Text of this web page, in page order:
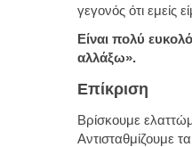
γεγονός ότι εμείς
Είναι πολύ
αλλάξω».
Επίκριση
Βρίσκουμε
Αντισταθμίζουμε